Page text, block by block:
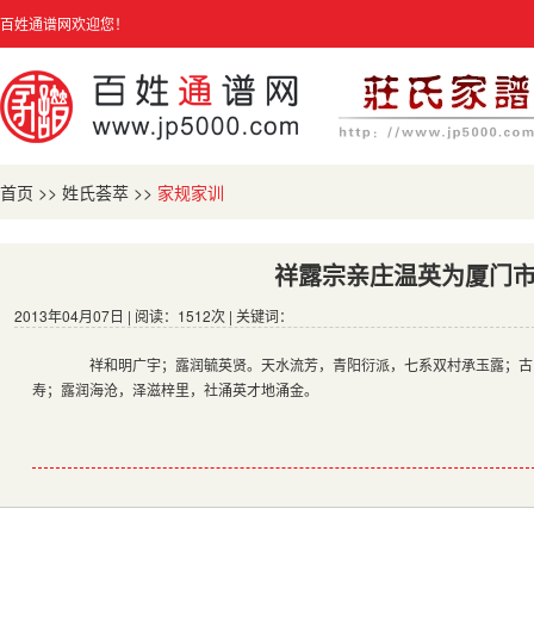
百姓通谱网欢迎您！
首页 >> 姓氏荟萃 >> 家规家训
祥露宗亲庄温英为厦门
2013年04月07日 | 阅读：1512次 | 关键词：
祥和明广宇；露润毓英贤。天水流芳，青阳衍派，七系双村承玉露；
寿；露润海沧，泽滋梓里，社涌英才地涌金。